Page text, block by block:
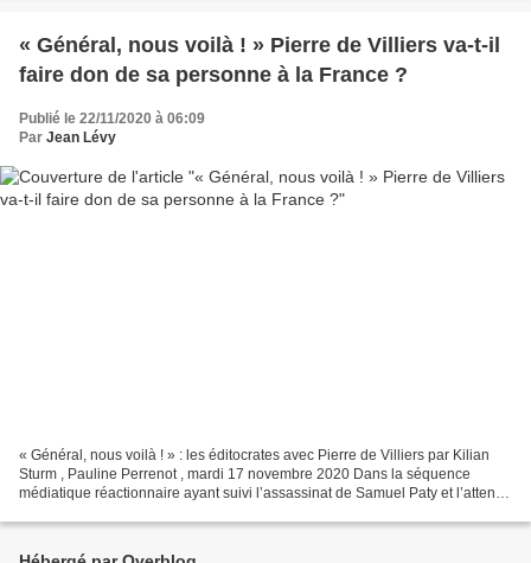
« Général, nous voilà ! » Pierre de Villiers va-t-il
faire don de sa personne à la France ?
Publié le 22/11/2020 à 06:09
Par Jean Lévy
« Général, nous voilà ! » : les éditocrates avec Pierre de Villiers par Kilian
Sturm , Pauline Perrenot , mardi 17 novembre 2020 Dans la séquence
médiatique réactionnaire ayant suivi l’assassinat de Samuel Paty et l’attentat